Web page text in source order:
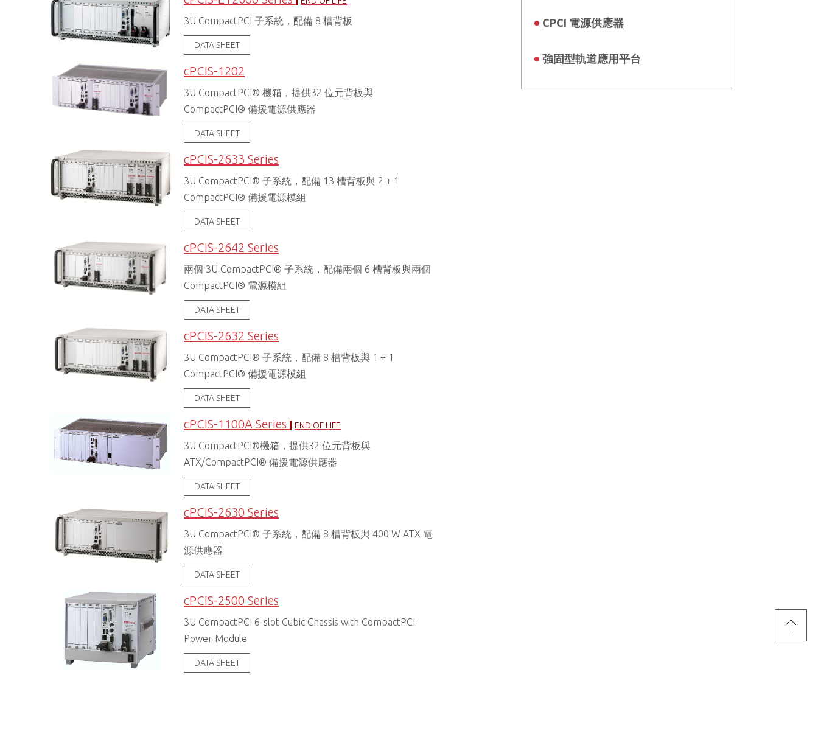
3U CompactPCI 子系統，配備 8 槽背板
DATA SHEET
cPCIS-1202
3U CompactPCI® 機箱，提供32 位元背板與
CompactPCI® 備援電源供應器
DATA SHEET
cPCIS-2633 Series
3U CompactPCI® 子系統，配備 13 槽背板與 2 + 1
CompactPCI® 備援電源模組
DATA SHEET
cPCIS-2642 Series
兩個 3U CompactPCI® 子系統，配備兩個 6 槽背板與兩個
CompactPCI® 電源模組
DATA SHEET
cPCIS-2632 Series
3U CompactPCI® 子系統，配備 8 槽背板與 1 + 1
CompactPCI® 備援電源模組
DATA SHEET
cPCIS-1100A Series END OF LIFE
3U CompactPCI®機箱，提供32 位元背板與
ATX/CompactPCI® 備援電源供應器
DATA SHEET
cPCIS-2630 Series
3U CompactPCI® 子系統，配備 8 槽背板與 400 W ATX 電
源供應器
DATA SHEET
cPCIS-2500 Series
3U CompactPCI 6-slot Cubic Chassis with CompactPCI
Power Module
DATA SHEET
CPCI 電源供應器
強固型軌道應用平台